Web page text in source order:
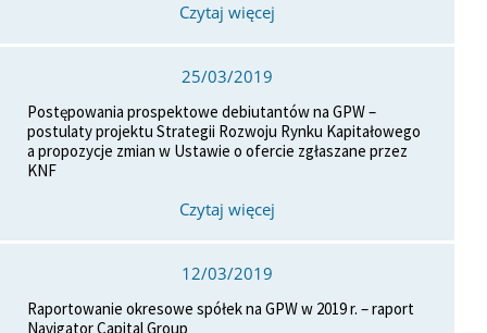
Czytaj więcej
25/03/2019
Postępowania prospektowe debiutantów na GPW –
postulaty projektu Strategii Rozwoju Rynku Kapitałowego
a propozycje zmian w Ustawie o ofercie zgłaszane przez
KNF
Czytaj więcej
12/03/2019
Raportowanie okresowe spółek na GPW w 2019 r. – raport
Navigator Capital Group